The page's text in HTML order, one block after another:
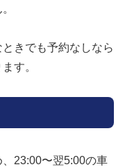
きでも予約なしなら
す。
23:00〜翌5:00の車